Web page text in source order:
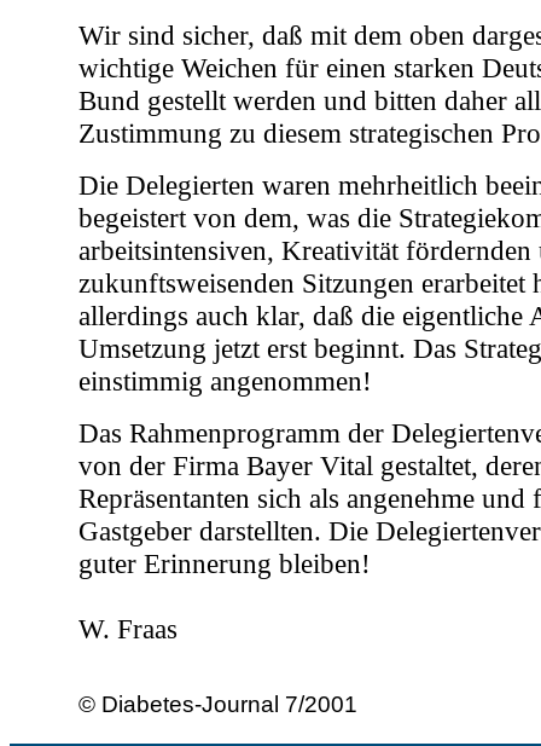
Wir sind sicher, daß mit dem oben
wichtige Weichen für einen starken
Bund gestellt werden und bitten daher
Zustimmung zu diesem strategischen
Die Delegierten waren mehrheitlich
begeistert von dem, was die
arbeitsintensiven, Kreativität fördernden
zukunftsweisenden Sitzungen erarbeitet
allerdings auch klar, daß die eigentliche
Umsetzung jetzt erst beginnt. Das
einstimmig angenommen!
Das Rahmenprogramm der
von der Firma Bayer Vital gestaltet,
Repräsentanten sich als angenehme
Gastgeber darstellten. Die
guter Erinnerung bleiben!
W. Fraas
© Diabetes-Journal 7/2001